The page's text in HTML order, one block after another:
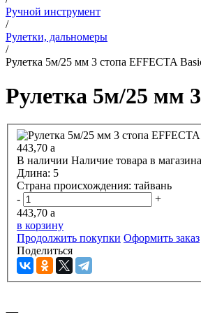
Ручной инструмент
/
Рулетки, дальномеры
/
Рулетка 5м/25 мм 3 стопа EFFECTA
Рулетка 5м/25 мм
443,70 a
В наличии Наличие товара в
Длина: 5
Страна происхождения: тайвань
-
+
443,70 a
в корзину
Продолжить покупки Оформить заказ
Поделиться